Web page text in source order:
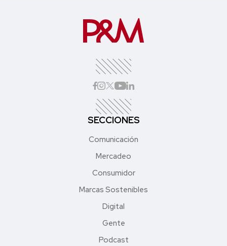
SECCIONES
Comunicación
Mercadeo
Consumidor
Marcas Sostenibles
Digital
Gente
Podcast